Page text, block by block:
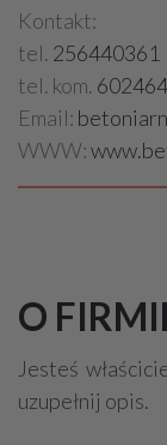
Kontakt:
tel. 256440361
tel. kom.
Email:
WWW:
O
Jesteś
uzupełnij opis.